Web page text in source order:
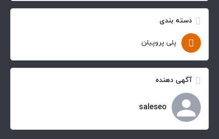
دسته بندی
پلی پروپیلن
آگهی دهنده
saleseo